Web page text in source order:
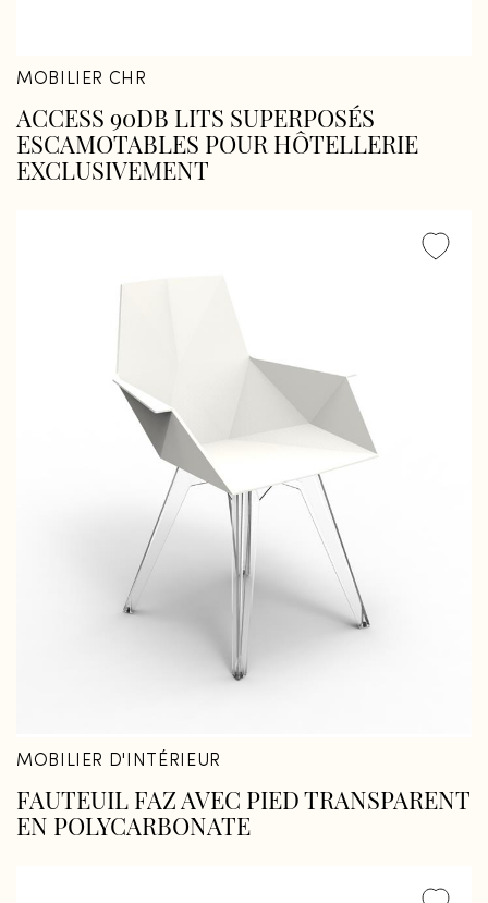
Fermer
Fermer
MOBILIER CHR
ACCESS 90DB LITS SUPERPOSÉS
ESCAMOTABLES POUR HÔTELLERIE
EXCLUSIVEMENT
MOBILIER D'INTÉRIEUR
FAUTEUIL FAZ AVEC PIED TRANSPARENT
EN POLYCARBONATE